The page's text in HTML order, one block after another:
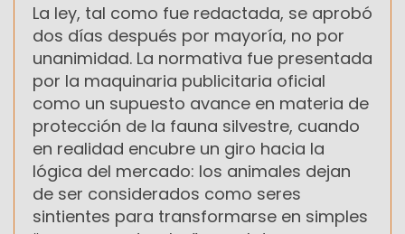
La ley, tal como fue redactada, se aprobó
dos días después por mayoría, no por
unanimidad. La normativa fue presentada
por la maquinaria publicitaria oficial
como un supuesto avance en materia de
protección de la fauna silvestre, cuando
en realidad encubre un giro hacia la
lógica del mercado: los animales dejan
de ser considerados como seres
sintientes para transformarse en simples